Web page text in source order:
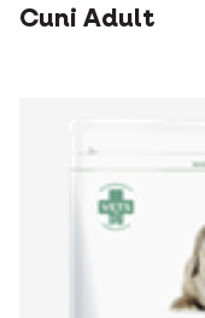
Cuni Adult